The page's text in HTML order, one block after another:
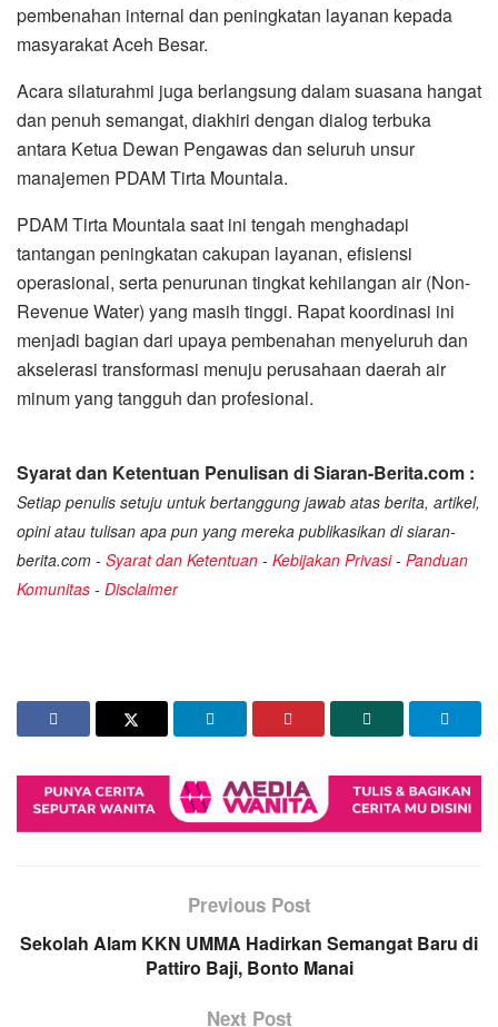
pembenahan internal dan peningkatan layanan kepada
masyarakat Aceh Besar.
Acara silaturahmi juga berlangsung dalam suasana hangat
dan penuh semangat, diakhiri dengan dialog terbuka
antara Ketua Dewan Pengawas dan seluruh unsur
manajemen PDAM Tirta Mountala.
PDAM Tirta Mountala saat ini tengah menghadapi
tantangan peningkatan cakupan layanan, efisiensi
operasional, serta penurunan tingkat kehilangan air (Non-
Revenue Water) yang masih tinggi. Rapat koordinasi ini
menjadi bagian dari upaya pembenahan menyeluruh dan
akselerasi transformasi menuju perusahaan daerah air
minum yang tangguh dan profesional.
Syarat dan Ketentuan Penulisan di Siaran-Berita.com :
Setiap penulis setuju untuk bertanggung jawab atas berita, artikel,
opini atau tulisan apa pun yang mereka publikasikan di siaran-
berita.com - Syarat dan Ketentuan - Kebijakan Privasi- Panduan
Komunitas - Disclaimer
Previous Post
Sekolah Alam KKN UMMA Hadirkan Semangat Baru di
Pattiro Baji, Bonto Manai
Next Post